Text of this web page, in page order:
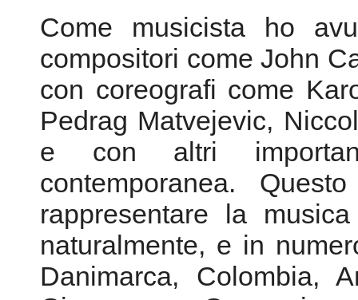
e con altri
contemporanea.
rappresentare la
naturalmente, e in
Danimarca, Colombia,
Giappone,
Finlandia, Norvegia, per
tutti come i
particolarmente